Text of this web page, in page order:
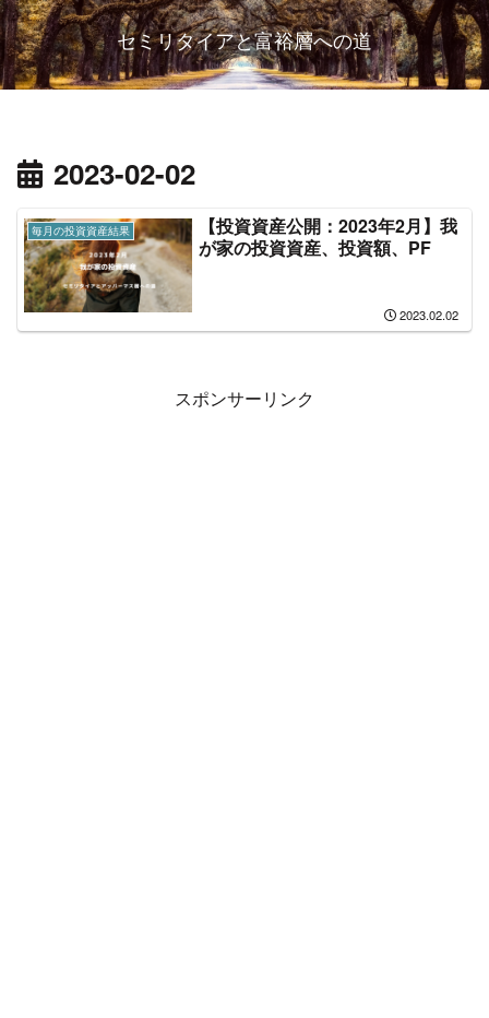
セミリタイアと富裕層への道
2023-02-02
毎月の投資資産結果
【投資資産公開：2023年2月】我
が家の投資資産、投資額、PF
2023.02.02
スポンサーリンク